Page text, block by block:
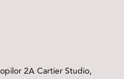
2A Cartier Studio,